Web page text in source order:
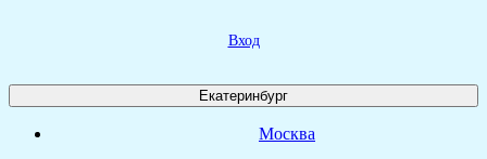
Вход
Екатеринбург
Москва